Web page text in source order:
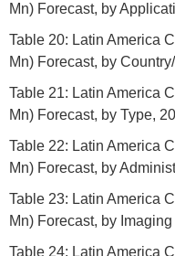
Mn) Forecast, by
Table 20: Latin America
Mn) Forecast, by
Table 21: Latin America
Mn) Forecast, by Type,
Table 22: Latin America
Mn) Forecast, by
Table 23: Latin America
Mn) Forecast, by
Table 24: Latin America